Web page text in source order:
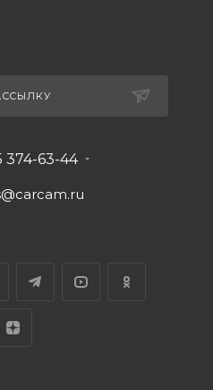
374-63-44